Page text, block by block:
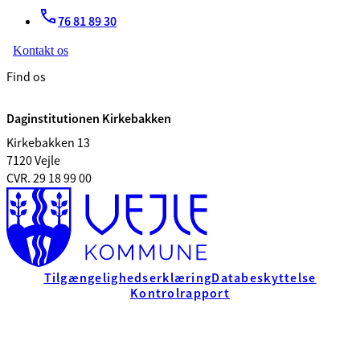
76 81 89 30
Kontakt os
Find os
Daginstitutionen Kirkebakken
Kirkebakken 13
7120 Vejle
CVR. 29 18 99 00
TilgængelighedserklæringDatabeskyttelse
Kontrolrapport